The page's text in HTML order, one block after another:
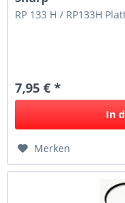
RP 133 H / RP133H
7,95 € *
In
Merken